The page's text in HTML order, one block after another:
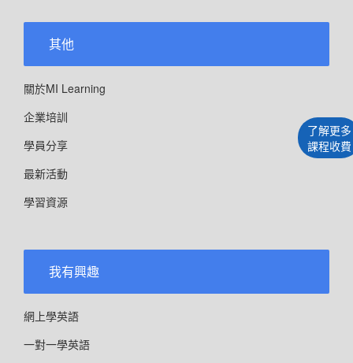
了解更多
課程收費
其他
關於MI Learning
企業培訓
學員分享
最新活動
學習資源
我有興趣
網上學英語
一對一學英語